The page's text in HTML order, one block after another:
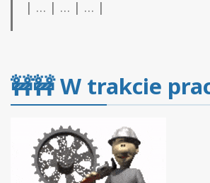
| … | … | … |
🚧🚧W trakcie